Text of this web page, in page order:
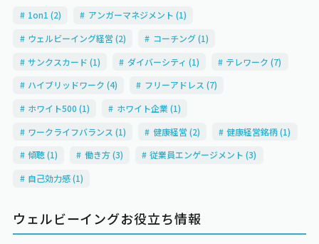
1on1 (2)
アンガーマネジメント (1)
ウェルビーイング経営 (2)
コーチング (1)
サンクスカード (1)
ダイバーシティ (1)
テレワーク (7)
ハイブリッドワーク (4)
フリーアドレス (7)
ホワイト500 (1)
ホワイト企業 (1)
ワークライフバランス (1)
健康経営 (2)
健康経営銘柄 (1)
傾聴 (1)
働き方 (3)
従業員エンゲージメント (3)
自己効力感 (1)
ウェルビーイングお役立ち情報